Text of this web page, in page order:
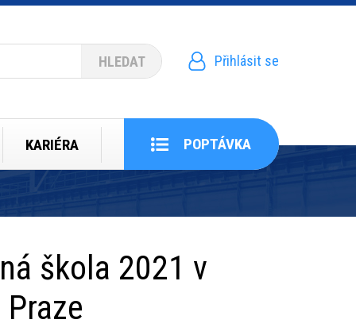
Menu
účtu
Přihlásit se
KARIÉRA POPTÁVKA
škola 2021 v